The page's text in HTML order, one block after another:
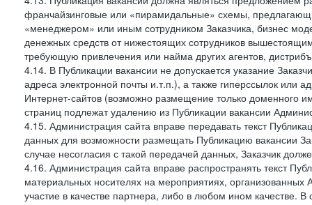
франчайзинговые или «пирамидальные» схемы,
«менеджером» или иным сотрудником Заказчика, бизнес
денежных средств от нижестоящих сотрудников
требующую привлечения или найма других агентов,
4.14. В Публикации вакансии не допускается указание
адреса электронной почты и.т.п.), а также гиперссылок или
Интернет-сайтов (возможно размещение только доменного
страниц подлежат удалению из Публикации вакансии
4.15. Администрация сайта вправе передавать текст
данных для возможности размещать Публикацию вакансии
случае несогласия с такой передачей данных, Заказчик
4.16. Администрация сайта вправе распространять текст
материальных носителях на мероприятиях,
участие в качестве партнера, либо в любом ином качестве.